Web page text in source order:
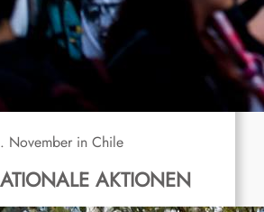
November in Chile
AKTIONEN